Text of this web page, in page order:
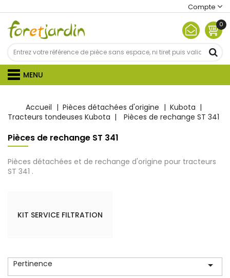
Compte
0
MENU
Accueil Pièces détachées d'origine
Kubota
Tracteurs tondeuses Kubota
Pièces de rechange ST 341
Pièces de rechange ST 341
Pièces détachées et de rechange d'origine pour tracteurs
ST 341 .
KIT SERVICE FILTRATION
Pertinence 